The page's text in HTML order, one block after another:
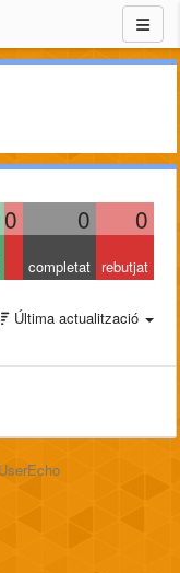
0 0 0
completat rebutjat
Última actualització